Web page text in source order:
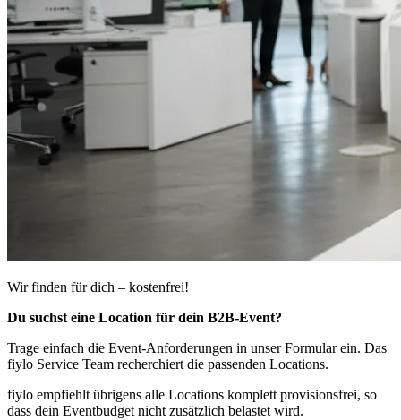
Wir finden für dich – kostenfrei!
Du suchst eine Location für dein B2B-Event?
Trage einfach die Event-Anforderungen in unser Formular ein. Das
fiylo Service Team recherchiert die passenden Locations.
fiylo empfiehlt übrigens alle Locations komplett provisionsfrei, so
dass dein Eventbudget nicht zusätzlich belastet wird.